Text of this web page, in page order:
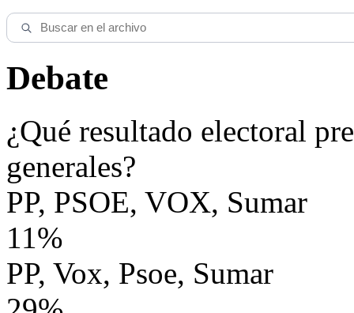
Debate
¿Qué resultado electoral
generales?
PP, PSOE, VOX, Sumar
11%
PP, Vox, Psoe, Sumar